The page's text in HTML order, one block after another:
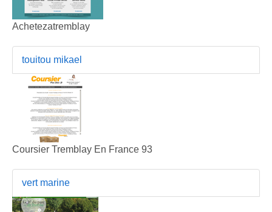
Achetezatremblay
touitou mikael
Coursier Tremblay En France 93
vert marine